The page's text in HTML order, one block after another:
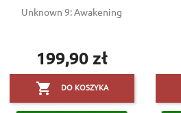
Unknown 9: Awakening
Cena
199,90 zł
 DO KOSZYKA